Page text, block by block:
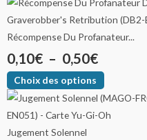
Récompense Du Profanateur...
0,10€ – 0,50€
Choix des options
Jugement Solennel